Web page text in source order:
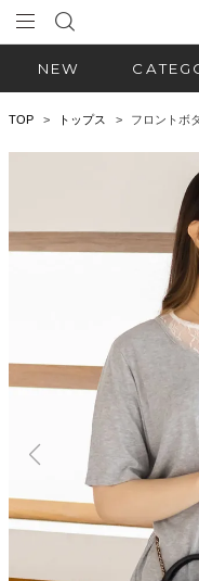
NEW
TOP トップス フロントボ